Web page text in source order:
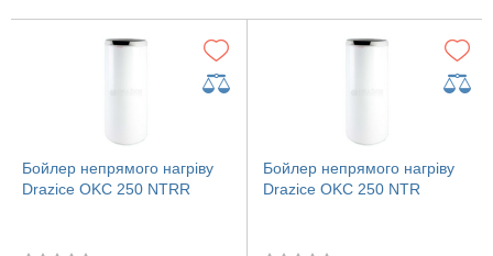
Бойлер непрямого нагріву
Drazice OKC 250 NTRR
Бойлер непрямого нагріву
Drazice OKC 250 NTR